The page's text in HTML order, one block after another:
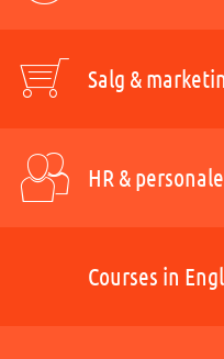
Salg &
HR & personale
Courses in